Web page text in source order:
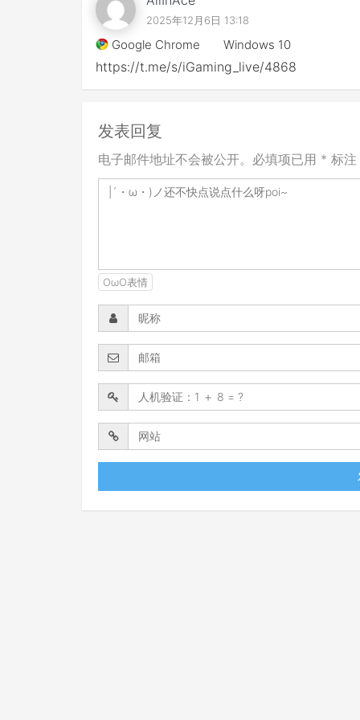
2025年12月6日 13:18
Google Chrome Windows 10
https://t.me/s/iGaming_live/4868
发表回复
电子邮件地址不会被公开。必填项已用 * 标注
OωO表情